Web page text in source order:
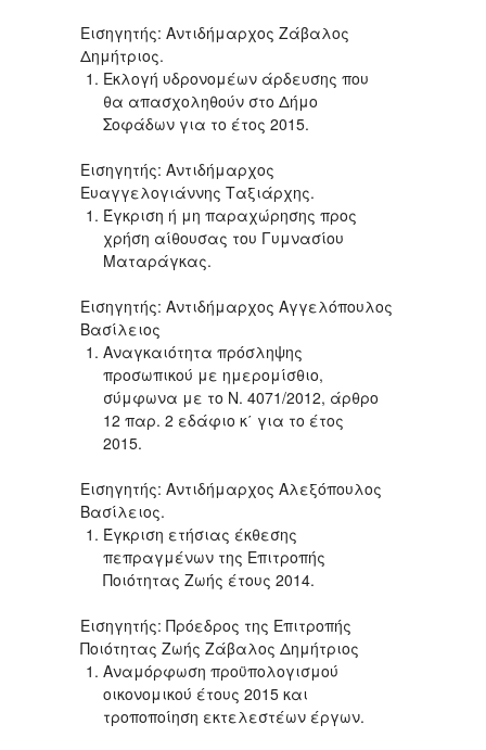
Εισηγητής: Αντιδήμαρχος Ζάβαλος
Δημήτριος.
Εκλογή υδρονομέων άρδευσης που
θα απασχοληθούν στο Δήμο
Σοφάδων για το έτος 2015.
Εισηγητής: Αντιδήμαρχος
Ευαγγελογιάννης Ταξιάρχης.
Έγκριση ή μη παραχώρησης προς
χρήση αίθουσας του Γυμνασίου
Ματαράγκας.
Εισηγητής: Αντιδήμαρχος Αγγελόπουλος
Βασίλειος
Αναγκαιότητα πρόσληψης
προσωπικού με ημερομίσθιο,
σύμφωνα με το Ν. 4071/2012, άρθρο
12 παρ. 2 εδάφιο κ΄ για το έτος
2015.
Εισηγητής: Αντιδήμαρχος Αλεξόπουλος
Βασίλειος.
Έγκριση ετήσιας έκθεσης
πεπραγμένων της Επιτροπής
Ποιότητας Ζωής έτους 2014.
Εισηγητής: Πρόεδρος της Επιτροπής
Ποιότητας Ζωής Ζάβαλος Δημήτριος
Αναμόρφωση προϋπολογισμού
οικονομικού έτους 2015 και
τροποποίηση εκτελεστέων έργων.